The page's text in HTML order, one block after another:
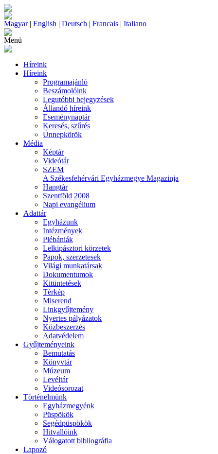
Magyar| English | Deutsch | Francais | Italiano
Menü
Híreink
Híreink
Programajánló
Beszámolóink
Legutóbbi bejegyzések
Állandó híreink
Eseménynaptár
Keresés, szűrés
Ünnepkörök
Média
Képtár
Videótár
SZEM
A Székesfehérvári Egyházmegye Magazinja
Hangtár
Szentföld 2008
Napi evangélium
Adattár
Egyházunk
Intézmények
Plébániák
Lelkipásztori körzetek
Papok, szerzetesek
Világi munkatársak
Dokumentumok
Kitüntetések
Térkép
Miserend
Linkgyűjtemény
Nyertes pályázatok
Közbeszerzés
Adatvédelem
Gyűjteményeink
Bemutatás
Könyvtár
Múzeum
Levéltár
Videósorozat
Történelmünk
Egyházmegyénk
Püspökök
Segédpüspökök
Hitvallóink
Válogatott bibliográfia
Lapozó